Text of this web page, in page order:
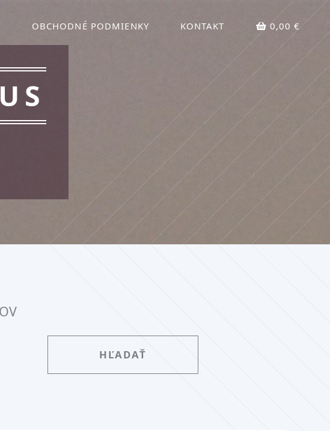
OBCHODNÉ PODMIENKY KONTAKT 0,00 €